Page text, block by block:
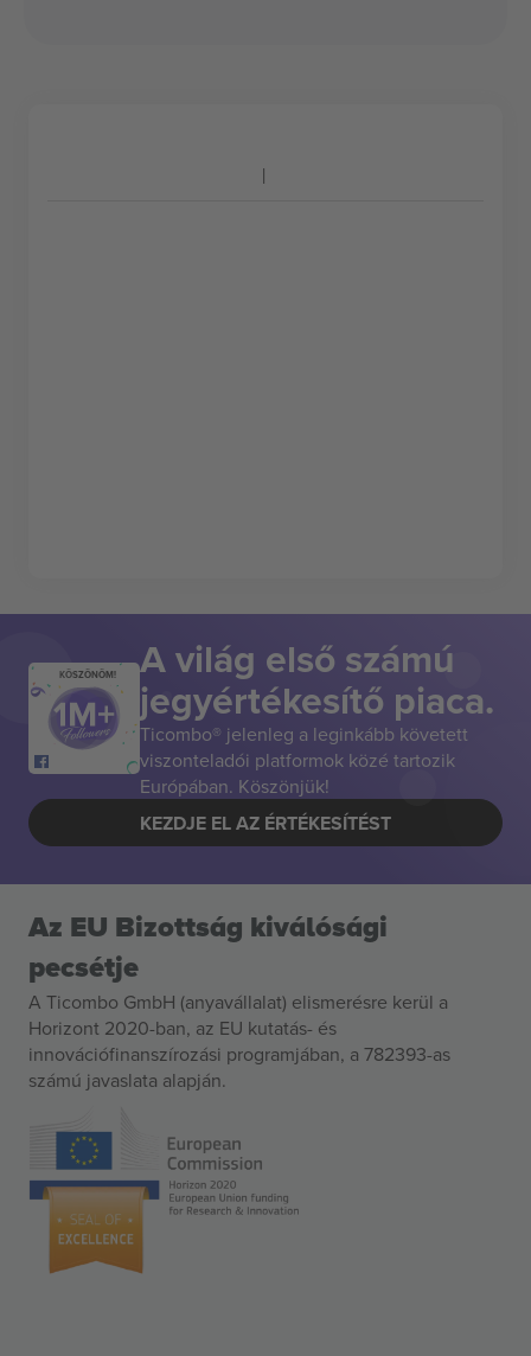
KÖSZÖNÖM! A világ első számú
jegyértékesítő piaca.
Ticombo® jelenleg a leginkább követett
viszonteladói platformok közé tartozik
Európában. Köszönjük!
KEZDJE EL AZ ÉRTÉKESÍTÉST
Az EU Bizottság kiválósági
pecsétje
A Ticombo GmbH (anyavállalat) elismerésre kerül a
Horizont 2020-ban, az EU kutatás- és
innovációfinanszírozási programjában, a 782393-as
számú javaslata alapján.